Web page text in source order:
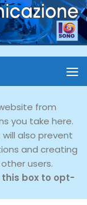
from
you take here.
also prevent
and creating
users.
this box to opt-